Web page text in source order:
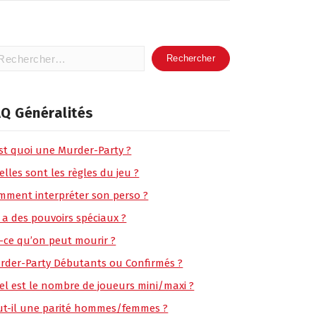
:
Généralités
quoi une Murder-Party ?
sont les règles du jeu ?
interpréter son perso ?
a des pouvoirs spéciaux ?
ce qu’on peut mourir ?
Party Débutants ou Confirmés ?
est le nombre de joueurs mini/maxi ?
il une parité hommes/femmes ?